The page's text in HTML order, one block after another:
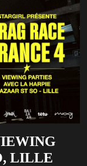
LILLE